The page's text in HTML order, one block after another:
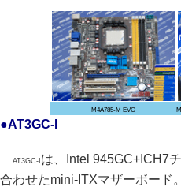
M4A785-M EVO
●AT3GC-I
AT3GC-I は、Intel 945GC+ICH7
合わせたmini-ITXマザーボード